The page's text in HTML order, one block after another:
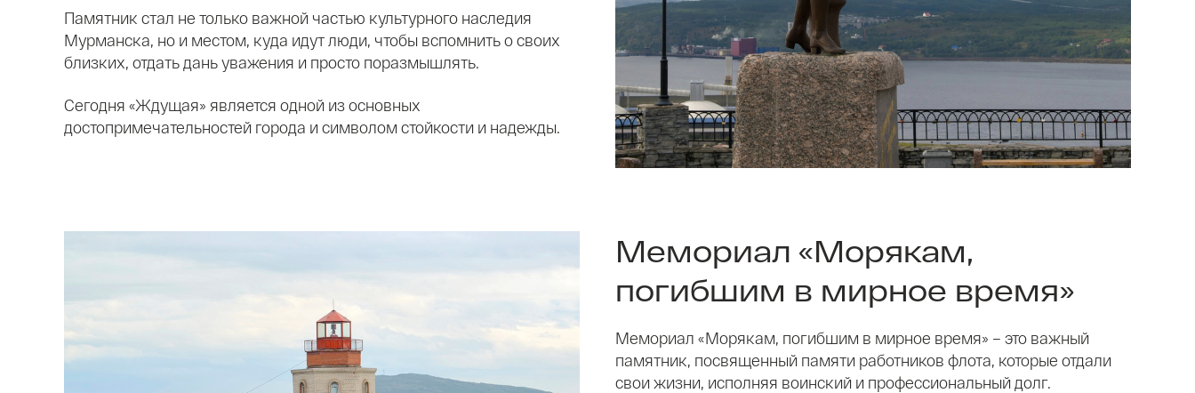
Памятник стал не только важной частью культурного наследия
Мурманска, но и местом, куда идут люди, чтобы вспомнить о своих
близких, отдать дань уважения и просто поразмышлять.
Сегодня «Ждущая» является одной из основных
достопримечательностей города и символом стойкости и надежды.
Мемориал «Морякам,
погибшим в мирное время»
Мемориал «Морякам, погибшим в мирное время» – это важный
памятник, посвященный памяти работников флота, которые отдали
свои жизни, исполняя воинский и профессиональный долг.